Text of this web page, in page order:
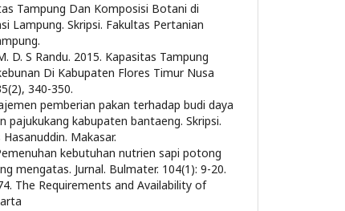
Tampung Dan Komposisi Botani di
Lampung. Skripsi. Fakultas Pertanian
D. S Randu. 2015. Kapasitas Tampung
Di Kabupaten Flores Timur Nusa
340-350.
pemberian pakan terhadap budi daya
kabupaten bantaeng. Skripsi.
Makasar.
kebutuhan nutrien sapi potong
mengatas. Jurnal. Bulmater. 104(1): 9-20.
The Requirements and Availability of